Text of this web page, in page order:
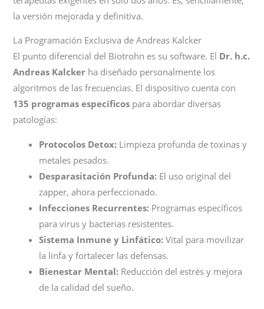
la versión mejorada y definitiva.
La Programación Exclusiva de Andreas Kalcker
El punto diferencial del Biotrohn es su software. El Dr. h.c.
Andreas Kalcker ha diseñado personalmente los
algoritmos de las frecuencias. El dispositivo cuenta con
135 programas específicos para abordar diversas
patologías:
Protocolos Detox: Limpieza profunda de toxinas y
metales pesados.
Desparasitación Profunda: El uso original del
zapper, ahora perfeccionado.
Infecciones Recurrentes: Programas específicos
para virus y bacterias resistentes.
Sistema Inmune y Linfático: Vital para movilizar
la linfa y fortalecer las defensas.
Bienestar Mental: Reducción del estrés y mejora
de la calidad del sueño.